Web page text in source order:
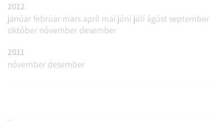
2012
janúar febrúar mars apríl maí júní júlí ágúst september
október nóvember desember
2011
nóvember desember